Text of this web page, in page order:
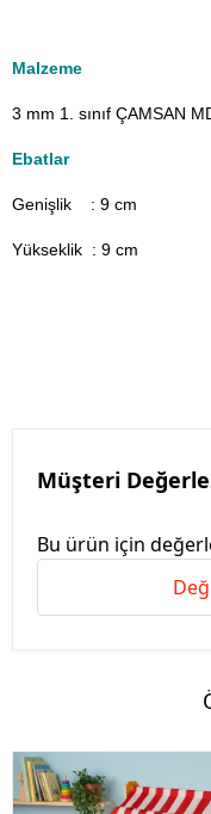
Malzeme
3 mm 1. sınıf
Ebatlar
Genişlik : 9 cm
Yükseklik : 9 cm
Müşteri
Bu ürün için